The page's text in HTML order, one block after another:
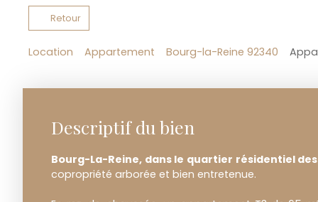
Retour
Location Appartement Bourg-la-Reine 92340
Descriptif du bien
Bourg-La-Reine, dans le quartier résidentiel
copropriété arborée et bien entretenue.